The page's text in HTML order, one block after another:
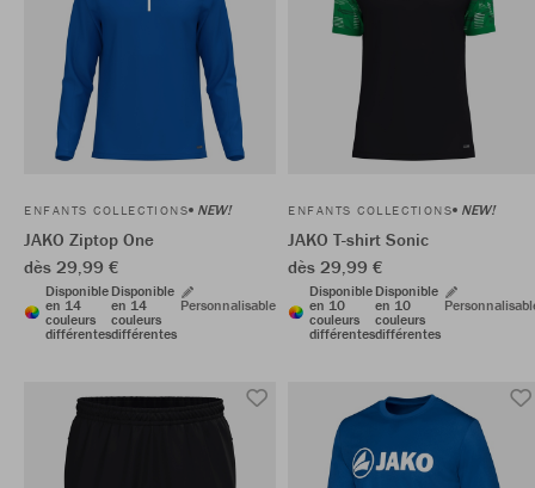
ENFANTS COLLECTIONS NEW!
JAKO Ziptop One
dès 29,99 €
Disponible
en 14
couleurs
différentes
Disponible
en 14
couleurs
différentes
Personnalisable
ENFANTS COLLECTIONS NEW!
JAKO T-shirt Sonic
dès 29,99 €
Disponible
en 10
couleurs
différentes
Disponible
en 10
couleurs
différentes